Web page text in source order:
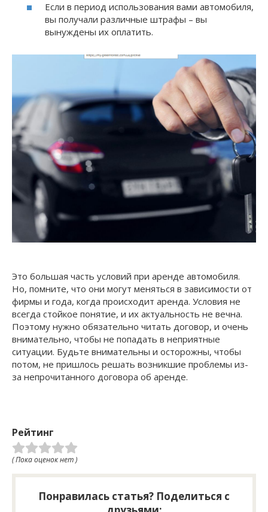
Если в период использования вами автомобиля,
вы получали различные штрафы – вы
вынуждены их оплатить.
Это большая часть условий при аренде автомобиля.
Но, помните, что они могут меняться в зависимости от
фирмы и года, когда происходит аренда. Условия не
всегда стойкое понятие, и их актуальность не вечна.
Поэтому нужно обязательно читать договор, и очень
внимательно, чтобы не попадать в неприятные
ситуации. Будьте внимательны и осторожны, чтобы
потом, не пришлось решать возникшие проблемы из-
за непрочитанного договора об аренде.
Рейтинг
( Пока оценок нет )
Понравилась статья? Поделиться с